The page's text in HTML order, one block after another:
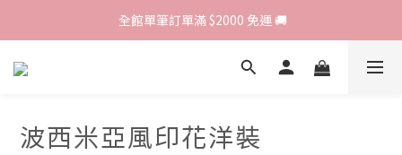
歡迎光臨 RED HOUSE! 新客註冊會員即贈$200購物金 ♥
全館單筆訂單滿 $2000 免運 🚚
歡迎光臨 RED HOUSE! 新客註冊會員即贈$200購物金 ♥
波西米亞風印花洋裝